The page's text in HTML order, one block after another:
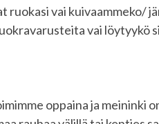
ruokasi vai kuivaammeko/
vai löytyykö
oppaina ja meininki